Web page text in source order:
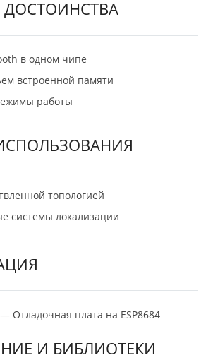
в одном чипе
встроенной памяти
работы
топологией
системы локализации
— Отладочная плата на ESP8684
И БИБЛИОТЕКИ